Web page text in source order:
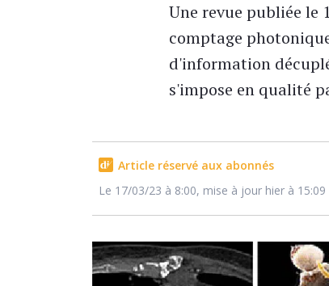
Une revue publiée le
comptage
d'information
s'impose en qualité
Article réservé aux abonnés
Le 17/03/23 à 8:00, mise à jour hier à 15:09